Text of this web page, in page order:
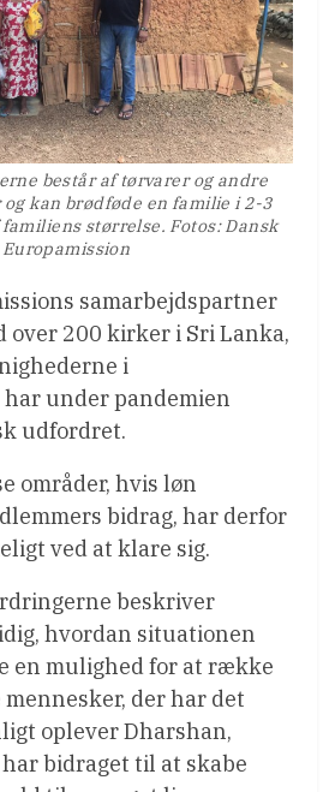
består af tørvarer og andre
kan brødføde en familie i 2-3
størrelse. Fotos: Dansk
Europamission
samarbejdspartner
over 200 kirker i Sri Lanka,
i
under pandemien
udfordret.
områder, hvis løn
bidrag, har derfor
ved at klare sig.
beskriver
hvordan situationen
en mulighed for at række
der har det
oplever Dharshan,
bidraget til at skabe